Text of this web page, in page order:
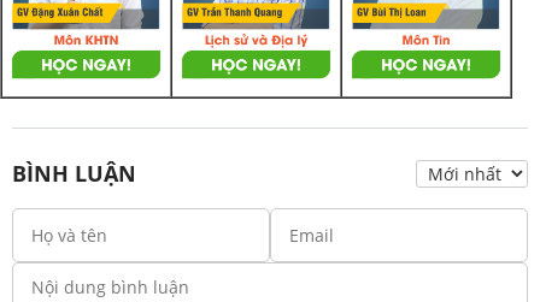
BÌNH LUẬN